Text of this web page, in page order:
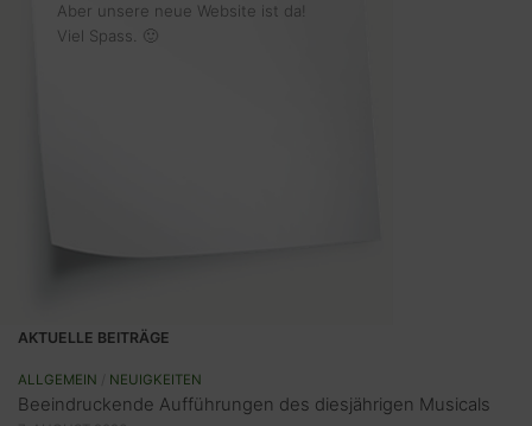
Aber unsere neue Website ist da!
Viel Spass. 🙂
AKTUELLE BEITRÄGE
ALLGEMEIN NEUIGKEITEN
Beeindruckende Aufführungen des diesjährigen Musicals